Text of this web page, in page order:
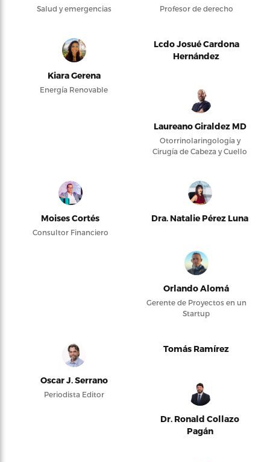
Salud y emergencias Profesor de derecho
Kiara Gerena
Energía Renovable
Lcdo Josué Cardona
Hernández
Laureano Giraldez MD
Otorrinolaringología y
Cirugía de Cabeza y Cuello
Moises Cortés
Consultor Financiero
Dra. Natalie Pérez Luna
Orlando Alomá
Gerente de Proyectos en un
Startup
Oscar J. Serrano
Periodista Editor
Tomás Ramírez
Dr. Ronald Collazo
Pagán